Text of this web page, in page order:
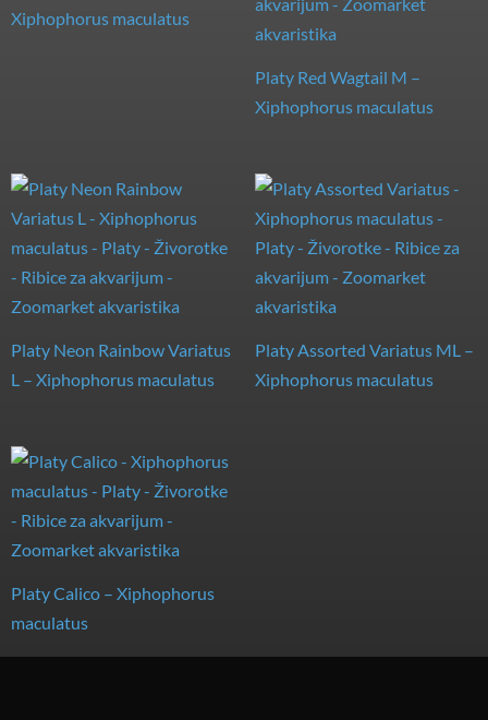
Xiphophorus maculatus
Platy Red Wagtail M –
Xiphophorus maculatus
Platy Neon Rainbow Variatus
L – Xiphophorus maculatus
Platy Assorted Variatus ML –
Xiphophorus maculatus
Platy Calico – Xiphophorus
maculatus